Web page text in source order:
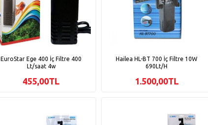
EuroStar Ege 400 İç Filtre 400
Lt/saat 4w
455,00TL
Hailea HL-BT 700 İç Filtre 10W
690Lt/H
1.500,00TL